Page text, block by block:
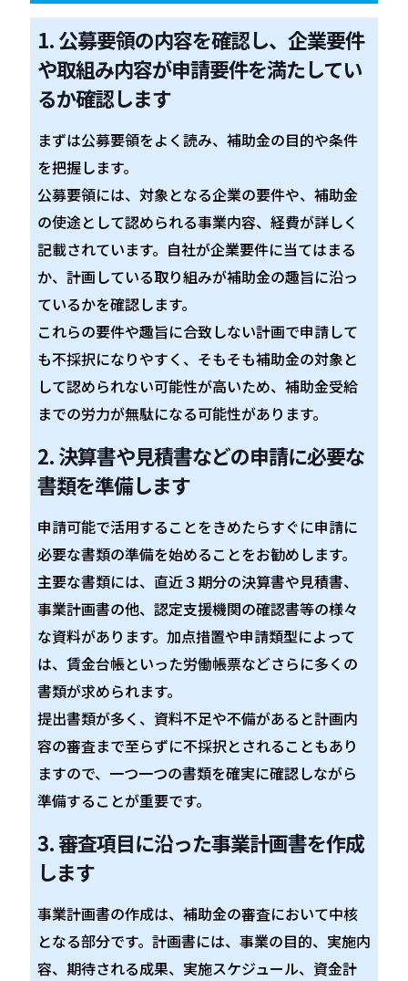
1. 公募要領の内容を確認し、企業要件
や取組み内容が申請要件を満たしてい
るか確認します
まずは公募要領をよく読み、補助金の目的や条件
を把握します。
公募要領には、対象となる企業の要件や、補助金
の使途として認められる事業内容、経費が詳しく
記載されています。自社が企業要件に当てはまる
か、計画している取り組みが補助金の趣旨に沿っ
ているかを確認します。
これらの要件や趣旨に合致しない計画で申請して
も不採択になりやすく、そもそも補助金の対象と
して認められない可能性が高いため、補助金受給
までの労力が無駄になる可能性があります。
2. 決算書や見積書などの申請に必要な
書類を準備します
申請可能で活用することをきめたらすぐに申請に
必要な書類の準備を始めることをお勧めします。
主要な書類には、直近３期分の決算書や見積書、
事業計画書の他、認定支援機関の確認書等の様々
な資料があります。加点措置や申請類型によって
は、賃金台帳といった労働帳票などさらに多くの
書類が求められます。
提出書類が多く、資料不足や不備があると計画内
容の審査まで至らずに不採択とされることもあり
ますので、一つ一つの書類を確実に確認しながら
準備することが重要です。
3. 審査項目に沿った事業計画書を作成
します
事業計画書の作成は、補助金の審査において中核
となる部分です。計画書には、事業の目的、実施内
容、期待される成果、実施スケジュール、資金計